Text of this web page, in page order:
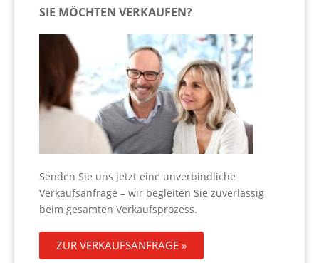
SIE MÖCHTEN VERKAUFEN?
Senden Sie uns jetzt eine unverbindliche
Verkaufsanfrage – wir begleiten Sie zuverlässig
beim gesamten Verkaufsprozess.
ZUR VERKAUFSANFRAGE »